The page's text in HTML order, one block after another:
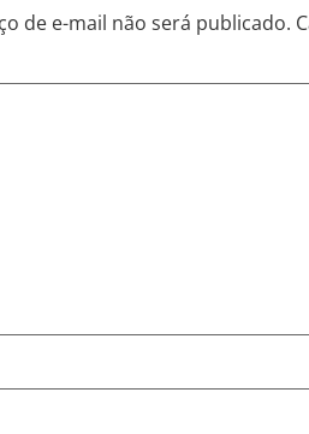
de e-mail não será publicado.